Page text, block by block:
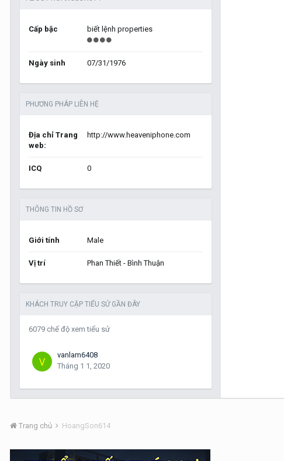
Cấp bậc biết lệnh properties
Ngày sinh 07/31/1976
PHƯƠNG PHÁP LIÊN HỆ
Địa chỉ Trang
web:
http://www.heaveniphone.com
ICQ 0
THÔNG TIN HỒ SƠ
Giới tính Male
Vị trí Phan Thiết - Bình Thuận
KHÁCH TRUY CẬP TIỂU SỬ GẦN ĐÂY
6079 chế độ xem tiểu sử
vanlam6408
Tháng 1 1, 2020
Trang chủ HoangSon614